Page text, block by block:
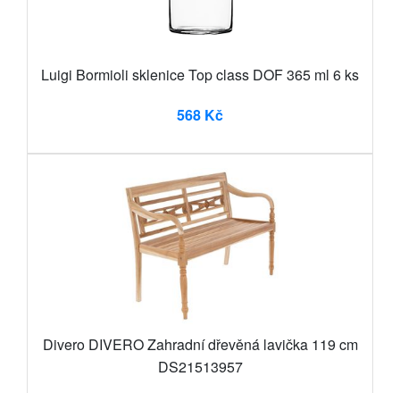
Luigi Bormioli sklenice Top class DOF 365 ml 6 ks
568 Kč
Divero DIVERO Zahradní dřevěná lavička 119 cm
DS21513957